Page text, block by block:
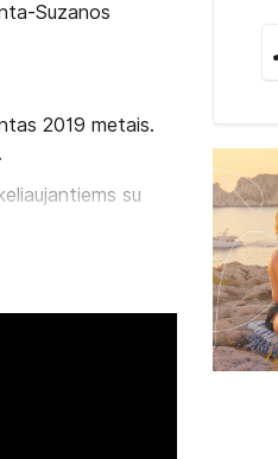
Suzanos
2019 metais.
su
baras su 2